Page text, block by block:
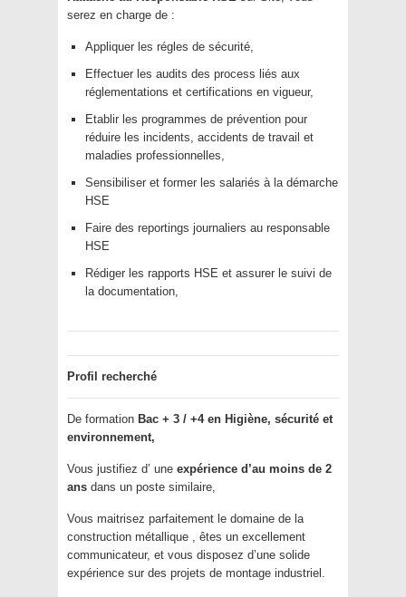
serez en charge de :
Appliquer les régles de sécurité,
Effectuer les audits des process liés aux
réglementations et certifications en vigueur,
Etablir les programmes de prévention pour
réduire les incidents, accidents de travail et
maladies professionnelles,
Sensibiliser et former les salariés à la démarche
HSE
Faire des reportings journaliers au responsable
HSE
Rédiger les rapports HSE et assurer le suivi de
la documentation,
Profil recherché
De formation Bac + 3 / +4 en Higiène, sécurité et
environnement,
Vous justifiez d’ une expérience d’au moins de 2
ans dans un poste similaire,
Vous maitrisez parfaitement le domaine de la
construction métallique , êtes un excellement
communicateur, et vous disposez d’une solide
expérience sur des projets de montage industriel.